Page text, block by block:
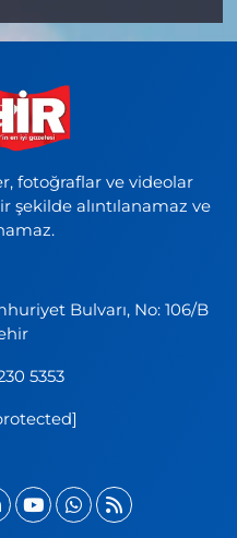
fotoğraflar ve videolar
şekilde alıntılanamaz ve
Bulvarı, No: 106/B
5353